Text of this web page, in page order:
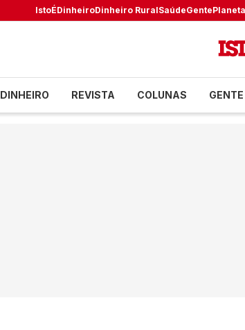
IstoÉDinheiroDinheiro RuralSaúdeGentePlaneta
DINHEIRO REVISTA COLUNAS GENTE